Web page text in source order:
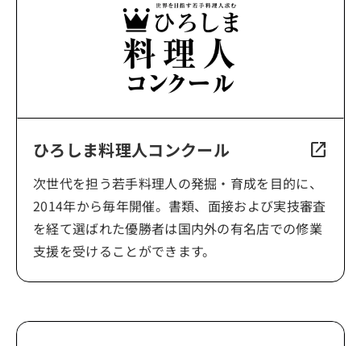
ひろしま料理人コンクール open_in_new
次世代を担う若手料理人の発掘・育成を目的に、
2014年から毎年開催。書類、面接および実技審査
を経て選ばれた優勝者は国内外の有名店での修業
支援を受けることができます。